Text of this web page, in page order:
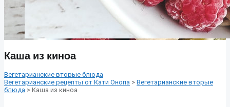
Каша из киноа
Вегетарианские вторые блюда
Вегетарианские рецепты от Кати Онопа > Вегетарианские вторые
блюда > Каша из киноа